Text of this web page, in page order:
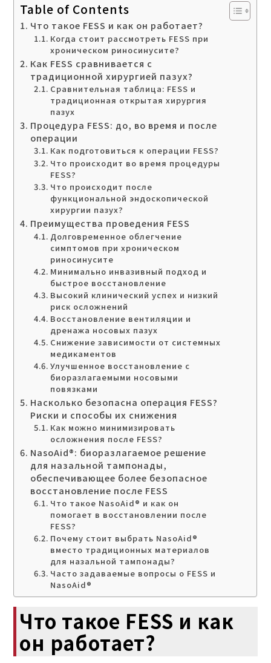
Table of Contents
Что такое FESS и как он работает?
Когда стоит рассмотреть FESS при
хроническом риносинусите?
Как FESS сравнивается с
традиционной хирургией пазух?
Сравнительная таблица: FESS и
традиционная открытая хирургия
пазух
Процедура FESS: до, во время и после
операции
Как подготовиться к операции FESS?
Что происходит во время процедуры
FESS?
Что происходит после
функциональной эндоскопической
хирургии пазух?
Преимущества проведения FESS
Долговременное облегчение
симптомов при хроническом
риносинусите
Минимально инвазивный подход и
быстрое восстановление
Высокий клинический успех и низкий
риск осложнений
Восстановление вентиляции и
дренажа носовых пазух
Снижение зависимости от системных
медикаментов
Улучшенное восстановление с
биоразлагаемыми носовыми
повязками
Насколько безопасна операция FESS?
Риски и способы их снижения
Как можно минимизировать
осложнения после FESS?
NasoAid®: биоразлагаемое решение
для назальной тампонады,
обеспечивающее более безопасное
восстановление после FESS
Что такое NasoAid® и как он
помогает в восстановлении после
FESS?
Почему стоит выбрать NasoAid®
вместо традиционных материалов
для назальной тампонады?
Часто задаваемые вопросы о FESS и
NasoAid®
Что такое FESS и как
он работает?